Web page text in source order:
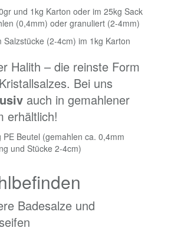
und 1kg Karton oder im 25kg Sack
(0,4mm) oder granuliert (2-4mm)
Salzstücke (2-4cm) im 1kg Karton
Halith – die reinste Form
Bei uns
auch in gemahlener
erhältlich!
PE Beutel (gemahlen ca. 0,4mm
und Stücke 2-4cm)
Badesalze und